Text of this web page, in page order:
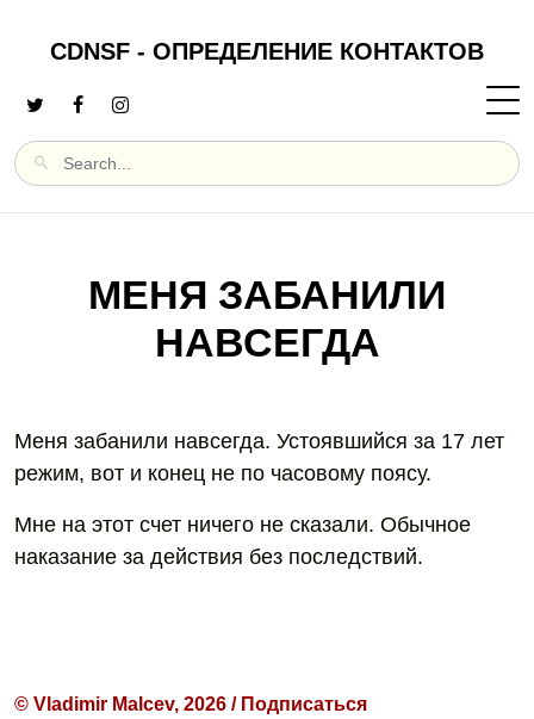
CDNSF - ОПРЕДЕЛЕНИЕ КОНТАКТОВ
МЕНЯ ЗАБАНИЛИ
НАВСЕГДА
Меня забанили навсегда. Устоявшийся за 17 лет
режим, вот и конец не по часовому поясу.
Мне на этот счет ничего не сказали. Обычное
наказание за действия без последствий.
© Vladimir Malcev, 2026 / Подписаться